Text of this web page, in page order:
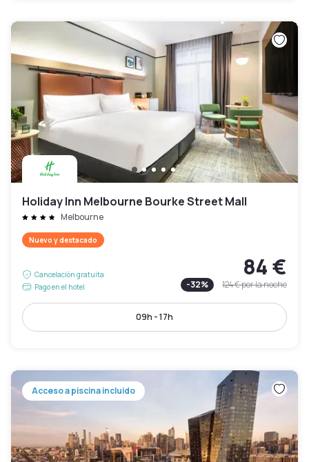
Holiday Inn Melbourne Bourke Street Mall
Melbourne
Nuevo y destacado
Cancelación gratuita
Pago en el hotel
84 €
-32% 124 €por la noche
09h - 17h
Acceso a piscina incluido